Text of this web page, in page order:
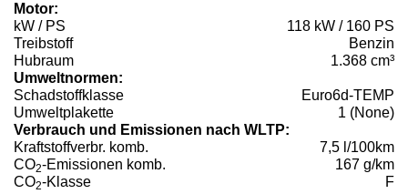
Motor:
kW / PS
118 kW / 160 PS
Treibstoff
Benzin
Hubraum
1.368 cm³
Umweltnormen:
Schadstoffklasse
Euro6d-TEMP
Umweltplakette
1 (None)
Verbrauch und Emissionen nach WLTP:
Kraftstoffverbr. komb.
7,5 l/100km
CO2-Emissionen komb.
167 g/km
CO2-Klasse F